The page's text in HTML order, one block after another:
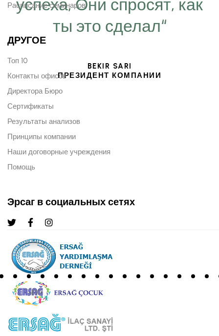
успеха, Они спросят, как
ты это сделал“
BEKIR SARI
ПРЕЗИДЕНТ КОМПАНИИ
Расписание семинаров
ДРУГОЕ
Топ 10
Контакты офисов
Директора Бюро
Сертификаты
Результаты анализов
Принципы компании
Наши договорные учреждения
Помощь
Эрсаг в социальных сетях